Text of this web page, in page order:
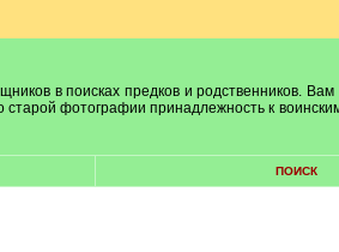
в поисках предков и родственников. Вам
фотографии принадлежность к
ПОИСК